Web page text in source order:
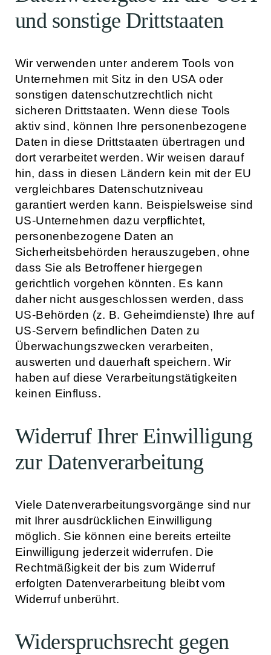
und sonstige Drittstaaten
Wir verwenden unter anderem Tools von
Unternehmen mit Sitz in den USA oder
sonstigen datenschutzrechtlich nicht
sicheren Drittstaaten. Wenn diese Tools
aktiv sind, können Ihre personenbezogene
Daten in diese Drittstaaten übertragen und
dort verarbeitet werden. Wir weisen darauf
hin, dass in diesen Ländern kein mit der EU
vergleichbares Datenschutzniveau
garantiert werden kann. Beispielsweise sind
US-Unternehmen dazu verpflichtet,
personenbezogene Daten an
Sicherheitsbehörden herauszugeben, ohne
dass Sie als Betroffener hiergegen
gerichtlich vorgehen könnten. Es kann
daher nicht ausgeschlossen werden, dass
US-Behörden (z. B. Geheimdienste) Ihre auf
US-Servern befindlichen Daten zu
Überwachungszwecken verarbeiten,
auswerten und dauerhaft speichern. Wir
haben auf diese Verarbeitungstätigkeiten
keinen Einfluss.
Widerruf Ihrer Einwilligung
zur Datenverarbeitung
Viele Datenverarbeitungsvorgänge sind nur
mit Ihrer ausdrücklichen Einwilligung
möglich. Sie können eine bereits erteilte
Einwilligung jederzeit widerrufen. Die
Rechtmäßigkeit der bis zum Widerruf
erfolgten Datenverarbeitung bleibt vom
Widerruf unberührt.
Widerspruchsrecht gegen